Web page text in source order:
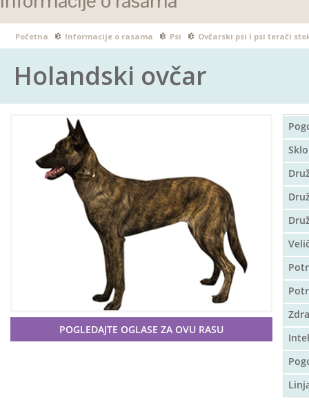
Početna Informacije o rasama Psi Ovčarski psi i psi terači
Holandski ovčar
POGLEDAJTE OGLASE ZA OVU RASU